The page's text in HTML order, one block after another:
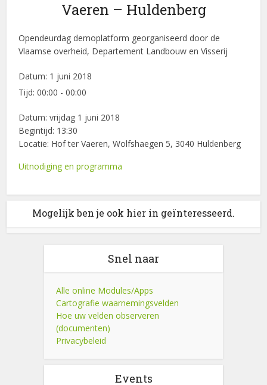
Vaeren – Huldenberg
Opendeurdag demoplatform georganiseerd door de
Vlaamse overheid, Departement Landbouw en Visserij
Datum: 1 juni 2018
Tijd:00:00 - 00:00
Datum: vrijdag 1 juni 2018
Begintijd: 13:30
Locatie: Hof ter Vaeren, Wolfshaegen 5, 3040 Huldenberg
Uitnodiging en programma
Mogelijk ben je ook hier in geïnteresseerd.
Snel naar
Alle online Modules/Apps
Cartografie waarnemingsvelden
Hoe uw velden observeren
(documenten)
Privacybeleid
Events